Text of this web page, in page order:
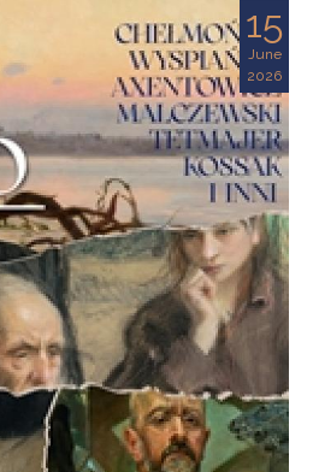
15
June
2026